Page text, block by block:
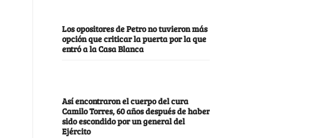
Los opositores de Petro no tuvieron más
opción que criticar la puerta por la que
entró a la Casa Blanca
Así encontraron el cuerpo del cura
Camilo Torres, 60 años después de haber
sido escondido por un general del
Ejército